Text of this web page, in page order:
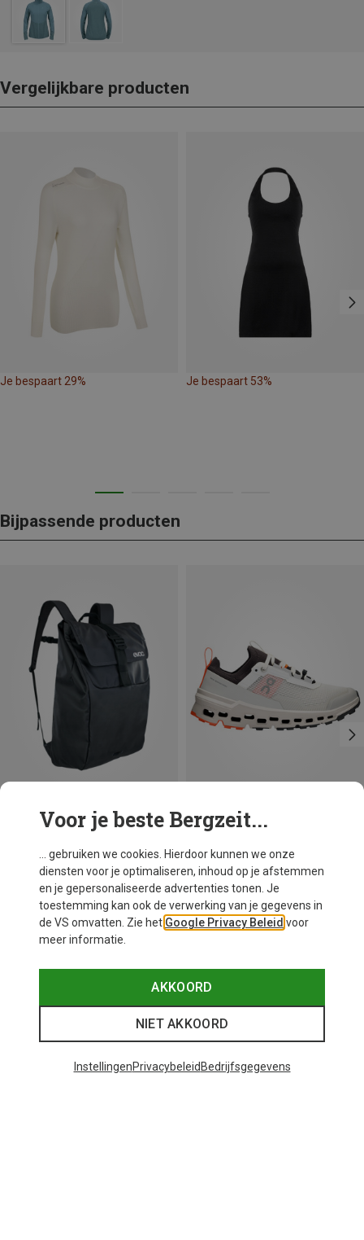
Vergelijkbare producten
Je bespaart 29% Je bespaart 53%
Bijpassende producten
Je bespaart 23% Je bespaart 29%
Voor je beste Bergzeit...
... gebruiken we cookies. Hierdoor kunnen we onze
diensten voor je optimaliseren, inhoud op je afstemmen
en je gepersonaliseerde advertenties tonen. Je
toestemming kan ook de verwerking van je gegevens in
de VS omvatten. Zie het Google Privacy Beleid voor
meer informatie.
AKKOORD
NIET AKKOORD
InstellingenPrivacybeleid Bedrijfsgegevens